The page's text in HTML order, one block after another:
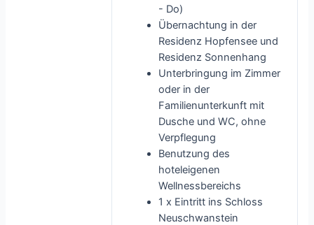
- Do)
Übernachtung in der
Residenz Hopfensee und
Residenz Sonnenhang
Unterbringung im Zimmer
oder in der
Familienunterkunft mit
Dusche und WC, ohne
Verpflegung
Benutzung des
hoteleigenen
Wellnessbereichs
1 x Eintritt ins Schloss
Neuschwanstein